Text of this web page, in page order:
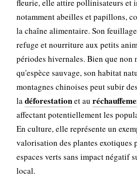
fleurie, elle attire pollinisateurs et
notamment abeilles et papillons,
la chaîne alimentaire. Son
refuge et nourriture aux petits
périodes hivernales. Bien que non
qu'espèce sauvage, son habitat
montagnes chinoises peut subir
ladéforestationet au
affectant potentiellement les
En culture, elle représente un
valorisation des plantes exotiques
espaces verts sans impact négatif
local.